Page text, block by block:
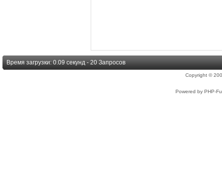
Время загрузки: 0.09 секунд - 20 Запросов
Copyright ©
Powered by PHP-